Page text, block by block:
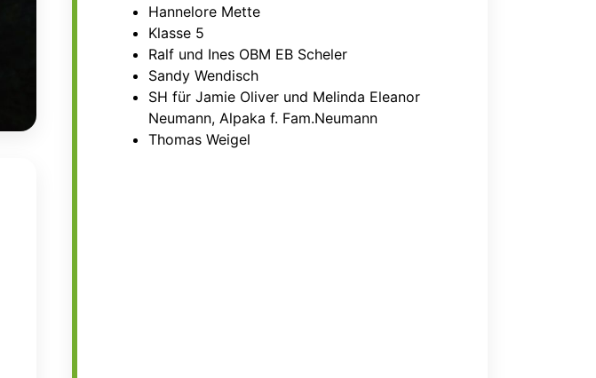
Hannelore Mette
Klasse 5
Ralf und Ines OBM EB Scheler
Sandy Wendisch
SH für Jamie Oliver und Melinda Eleanor
Neumann, Alpaka f. Fam.Neumann
Thomas Weigel